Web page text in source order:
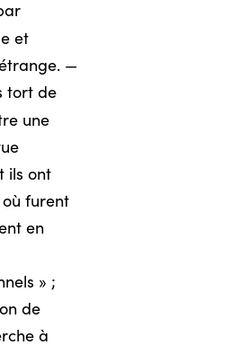
et
—
tort de
une
ils ont
furent
en
» ;
de
à